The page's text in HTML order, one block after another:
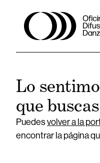
Lo
que
Puedesvolver a la
encontrar la página